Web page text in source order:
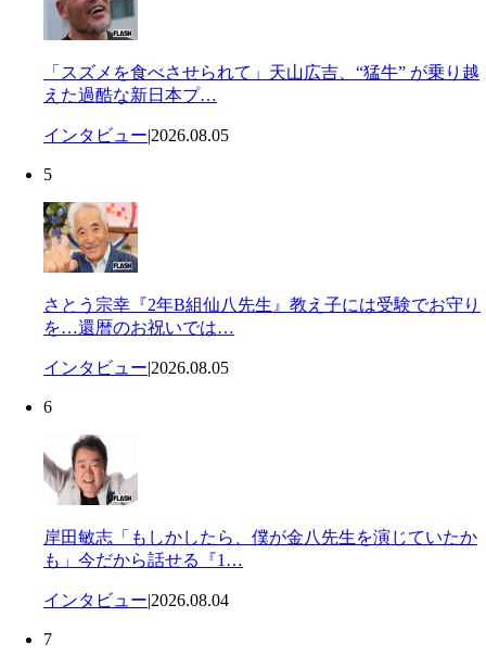
「スズメを食べさせられて」天山広吉、“猛牛” が乗り越
えた過酷な新日本プ…
インタビュー|2026.08.05
5
さとう宗幸『2年B組仙八先生』教え子には受験でお守り
を…還暦のお祝いでは…
インタビュー|2026.08.05
6
岸田敏志「もしかしたら、僕が金八先生を演じていたか
も」今だから話せる『1…
インタビュー|2026.08.04
7